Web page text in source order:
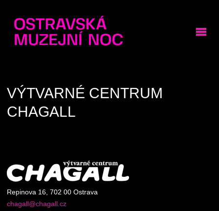
VÝTVARNÉ CENTRUM
CHAGALL
Repinova 16, 702 00 Ostrava
chagall@chagall.cz